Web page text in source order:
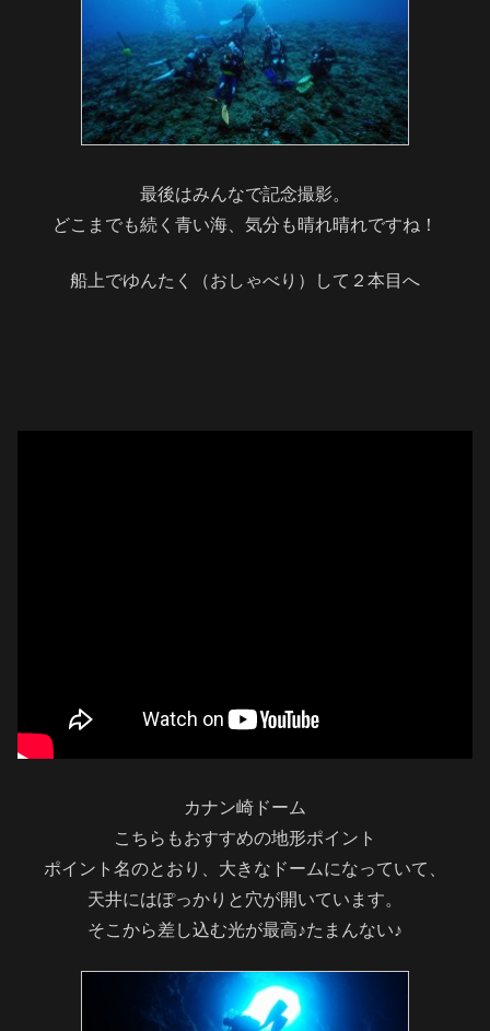
最後はみんなで記念撮影。
どこまでも続く青い海、気分も晴れ晴れですね！
船上でゆんたく（おしゃべり）して２本目へ
カナン崎ドーム
こちらもおすすめの地形ポイント
ポイント名のとおり、大きなドームになっていて、
天井にはぽっかりと穴が開いています。
そこから差し込む光が最高♪たまんない♪